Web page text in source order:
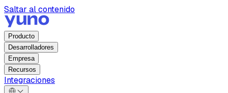
Saltar al contenido
Producto
Desarrolladores
Empresa
Recursos
Integraciones